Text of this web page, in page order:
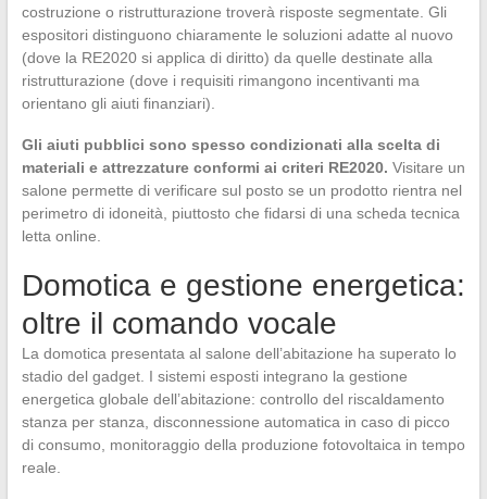
costruzione o ristrutturazione troverà risposte segmentate. Gli
espositori distinguono chiaramente le soluzioni adatte al nuovo
(dove la RE2020 si applica di diritto) da quelle destinate alla
ristrutturazione (dove i requisiti rimangono incentivanti ma
orientano gli aiuti finanziari).
Gli aiuti pubblici sono spesso condizionati alla scelta di
materiali e attrezzature conformi ai criteri RE2020. Visitare un
salone permette di verificare sul posto se un prodotto rientra nel
perimetro di idoneità, piuttosto che fidarsi di una scheda tecnica
letta online.
Domotica e gestione energetica:
oltre il comando vocale
La domotica presentata al salone dell’abitazione ha superato lo
stadio del gadget. I sistemi esposti integrano la gestione
energetica globale dell’abitazione: controllo del riscaldamento
stanza per stanza, disconnessione automatica in caso di picco
di consumo, monitoraggio della produzione fotovoltaica in tempo
reale.